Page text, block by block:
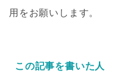
用をお願いします。
この記事を書いた人